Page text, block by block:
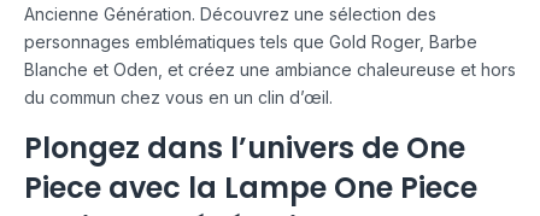
Ancienne Génération. Découvrez une sélection des
personnages emblématiques tels que Gold Roger, Barbe
Blanche et Oden, et créez une ambiance chaleureuse et hors
du commun chez vous en un clin d’œil.
Plongez dans l’univers de One
Piece avec la Lampe One Piece